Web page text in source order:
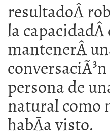
resultadoÂ
la capacidadÂ
mantenerÂ
persona de
natural como
habÃ­a visto.